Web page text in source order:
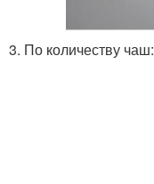
3. По количеству чаш: